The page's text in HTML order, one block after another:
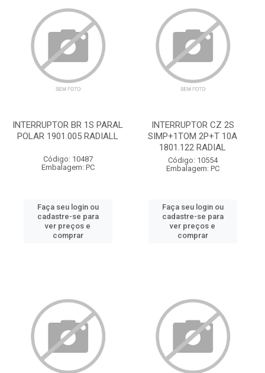
INTERRUPTOR BR 1S PARAL
POLAR 1901.005 RADIALL
Código: 10487
Embalagem: PC
Faça seu login ou
cadastre-se para
ver preços e
comprar
INTERRUPTOR CZ 2S
SIMP+1TOM 2P+T 10A
1801.122 RADIAL
Código: 10554
Embalagem: PC
Faça seu login ou
cadastre-se para
ver preços e
comprar